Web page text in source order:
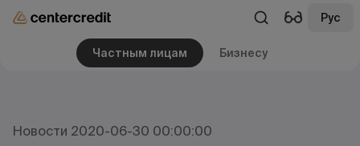
Рус
Частным лицам Бизнесу
Новости 2020-06-30 00:00:00